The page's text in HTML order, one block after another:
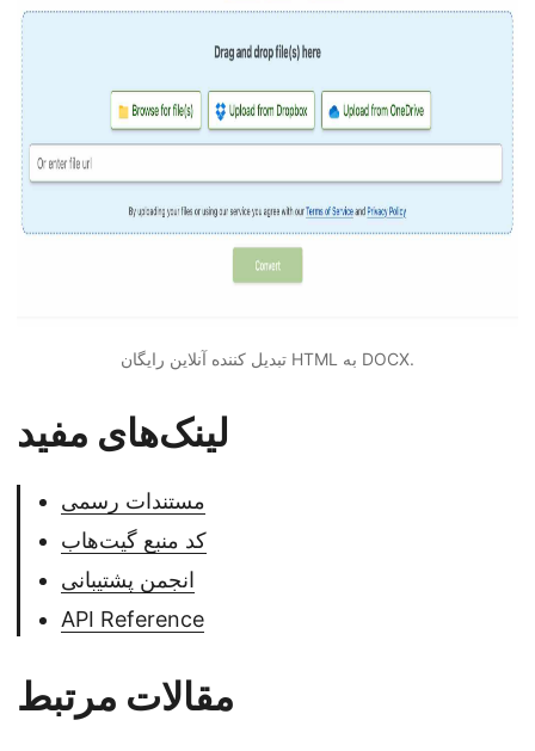
تبدیل کننده آنلاین رایگان HTML به DOCX.
لینک‌های مفید
مستندات رسمی
کد منبع گیت‌هاب
انجمن پشتیبانی
API Reference
مقالات مرتبط